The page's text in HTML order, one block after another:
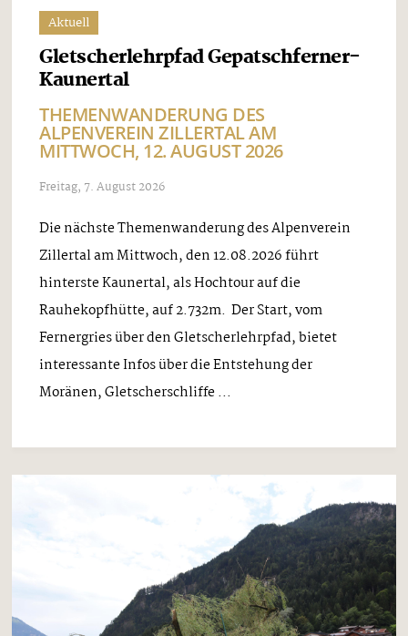
Aktuell
Gletscherlehrpfad Gepatschferner-
Kaunertal
THEMENWANDERUNG DES
ALPENVEREIN ZILLERTAL AM
MITTWOCH, 12. AUGUST 2026
Freitag, 7. August 2026
Die nächste Themenwanderung des Alpenverein
Zillertal am Mittwoch, den 12.08.2026 führt
hinterste Kaunertal, als Hochtour auf die
Rauhekopfhütte, auf 2.732m. Der Start, vom
Fernergries über den Gletscherlehrpfad, bietet
interessante Infos über die Entstehung der
Moränen, Gletscherschliffe ...